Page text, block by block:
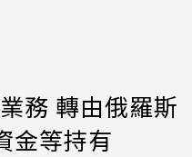
務 轉由俄羅斯
金等持有